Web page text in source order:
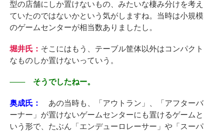
型の店舗にしか置けないもの、みたいな棲み分けを考え
ていたのではないかという気がしますね。当時は小規模
のゲームセンターが相当数ありましたし。
堀井氏： そこにはもう、テーブル筐体以外はコンパクト
なものしか置けないっていう。
――そうでしたねー。
奥成氏：
あの当時も、「アウトラン」、「アフターバ
ーナー」が置けないゲームセンターにも置けるゲームと
いう形で、たぶん「エンデューロレーサー」や「スーパ